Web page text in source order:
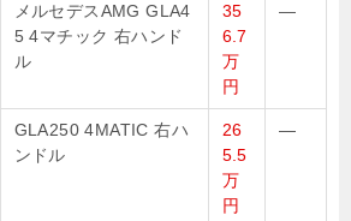
メルセデスAMG GLA4
5 4マチック 右ハンド
ル
35
6.7
万
円
—
GLA250 4MATIC 右ハ
ンドル
26
5.5
万
円
—